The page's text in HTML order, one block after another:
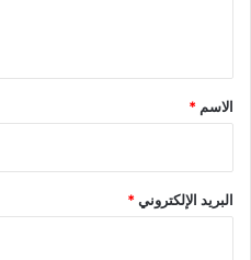
*
الاسم *
البريد الإلكتروني*